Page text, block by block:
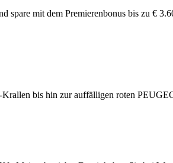
spare mit dem Premierenbonus bis zu €
bis hin zur auffälligen roten